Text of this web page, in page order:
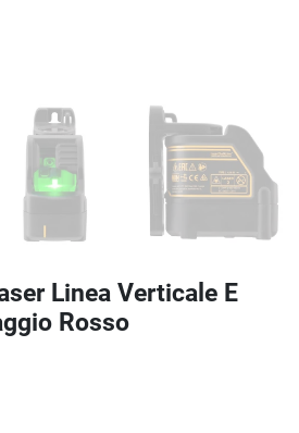
Linea Verticale E
Rosso